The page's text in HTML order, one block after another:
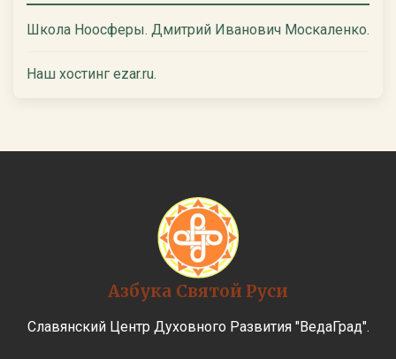
Школа Ноосферы. Дмитрий Иванович Москаленко.
Наш хостинг ezar.ru.
Азбука Святой Руси
Славянский Центр Духовного Развития "ВедаГрад".